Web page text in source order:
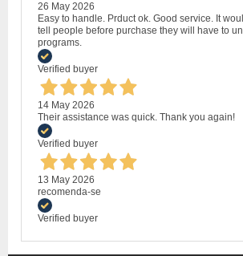
26 May 2026
Easy to handle. Prduct ok. Good service. It
tell people before purchase they will have to
programs.
Verified buyer
14 May 2026
Their assistance was quick. Thank you again!
Verified buyer
13 May 2026
recomenda-se
Verified buyer